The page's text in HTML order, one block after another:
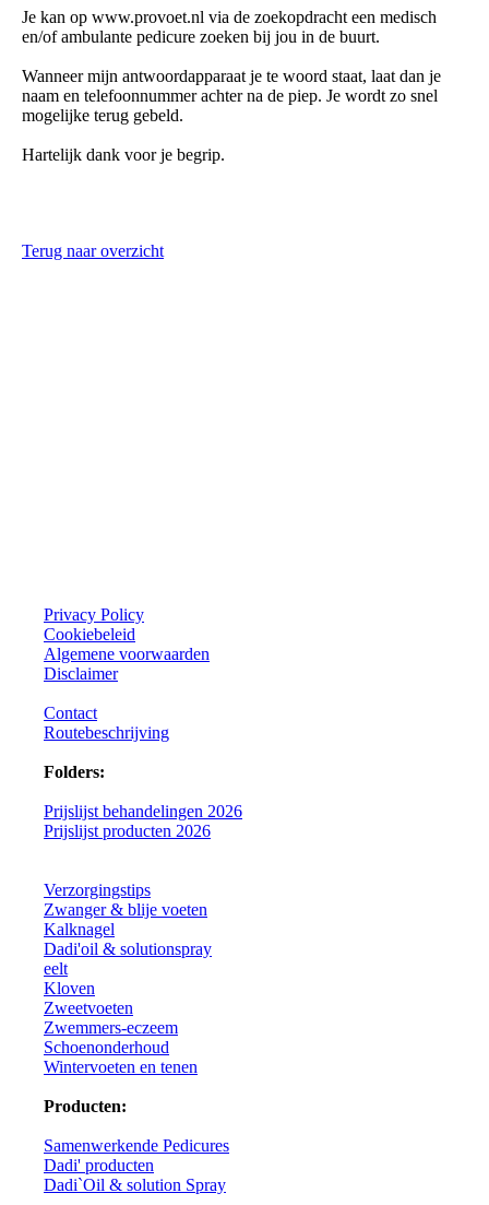
Je kan op www.provoet.nl via de zoekopdracht een medisch
en/of ambulante pedicure zoeken bij jou in de buurt.
Wanneer mijn antwoordapparaat je te woord staat, laat dan je
naam en telefoonnummer achter na de piep. Je wordt zo snel
mogelijke terug gebeld.
Hartelijk dank voor je begrip.
Terug naar overzicht
Privacy Policy
Cookiebeleid
Algemene voorwaarden
Disclaimer
Contact
Routebeschrijving
Folders:
Prijslijst behandelingen 2026
Prijslijst producten 2026
Verzorgingstips
Zwanger & blije voeten
Kalknagel
Dadi'oil & solutionspray
eelt
Kloven
Zweetvoeten
Zwemmers-eczeem
Schoenonderhoud
Wintervoeten en tenen
Producten:
Samenwerkende Pedicures
Dadi' producten
Dadi`Oil & solution Spray